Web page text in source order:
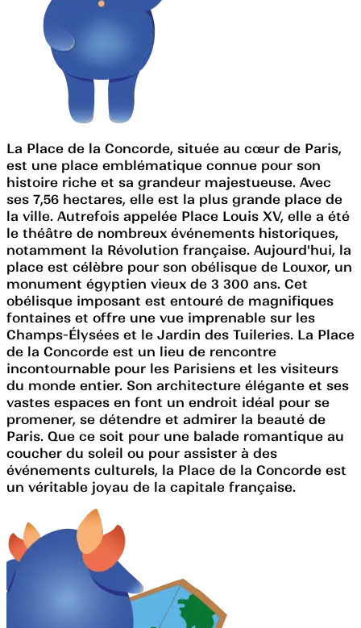
La Place de la Concorde, située au cœur de Paris,
est une place emblématique connue pour son
histoire riche et sa grandeur majestueuse. Avec
ses 7,56 hectares, elle est la plus grande place de
la ville. Autrefois appelée Place Louis XV, elle a été
le théâtre de nombreux événements historiques,
notamment la Révolution française. Aujourd'hui, la
place est célèbre pour son obélisque de Louxor, un
monument égyptien vieux de 3 300 ans. Cet
obélisque imposant est entouré de magnifiques
fontaines et offre une vue imprenable sur les
Champs-Élysées et le Jardin des Tuileries. La Place
de la Concorde est un lieu de rencontre
incontournable pour les Parisiens et les visiteurs
du monde entier. Son architecture élégante et ses
vastes espaces en font un endroit idéal pour se
promener, se détendre et admirer la beauté de
Paris. Que ce soit pour une balade romantique au
coucher du soleil ou pour assister à des
événements culturels, la Place de la Concorde est
un véritable joyau de la capitale française.